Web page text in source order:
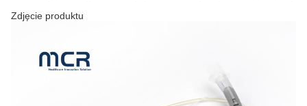
Zdjęcie produktu